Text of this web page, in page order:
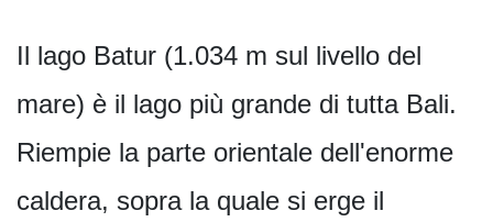
Il lago Batur (1.034 m sul livello del
mare) è il lago più grande di tutta Bali.
Riempie la parte orientale dell'enorme
caldera, sopra la quale si erge il